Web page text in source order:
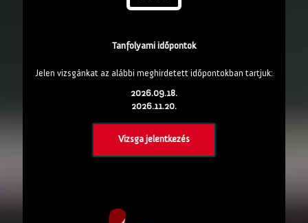
Tanfolyami időpontok
Jelen vizsgánkat az alábbi meghirdetett időpontokban tartjuk:
2026.09.18.
2026.11.20.
Vizsga jelentkezés